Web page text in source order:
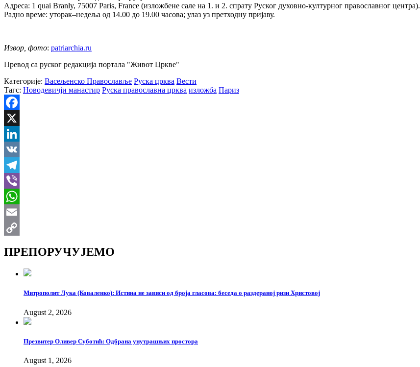
Адреса: 1 quai Branly, 75007 Paris, France (изложбене сале на 1. и 2. спрату Руског духовно-културног православног центра).
Радно време: уторак–недеља од 14.00 до 19.00 часова; улаз уз претходну пријаву.
Извор, фото: patriarchia.ru
Превод са руског редакција портала "Живот Цркве"
Категорије: Васељенско Православље Руска црква Вести
Тагс: Новодевичји манастир Руска православна црква изложба Париз
Facebook
X
LinkedIn
VK
Telegram
Viber
WhatsApp
Email
ПРЕПОРУЧУЈЕМО
Митрополит Лука (Коваленко): Истина не зависи од броја гласова: беседа о раздераној ризи Христовој
August 2, 2026
Презвитер Оливер Суботић: Одбрана унутрашњих простора
August 1, 2026